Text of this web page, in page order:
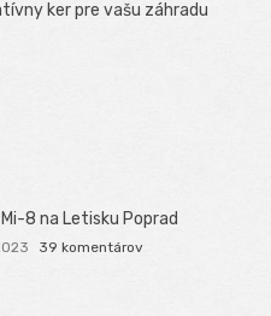
ker pre vašu záhradu
8 na Letisku Poprad
39 komentárov